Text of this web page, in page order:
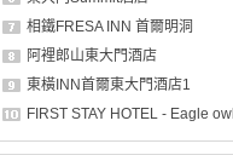
相鐵FRESA INN 首爾明洞
阿裡郎山東大門酒店
東橫INN首爾東大門酒店1
FIRST STAY HOTEL - Eagle owl